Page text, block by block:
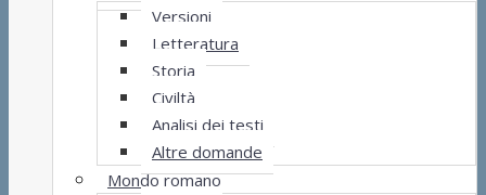
Versioni
Letteratura
Storia
Civiltà
Analisi dei testi
Altre domande
Mondo romano